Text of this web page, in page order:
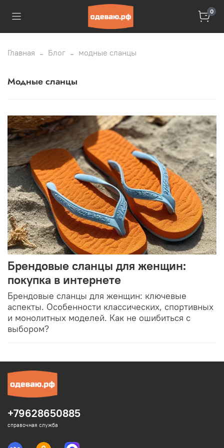
0
Главная Блог модные сланцы
модные сланцы
Брендовые сланцы для женщин:
покупка в интернете
Брендовые сланцы для женщин: ключевые
аспекты. Особенности классических, спортивных
и монолитных моделей. Как не ошибиться с
выбором?
+79628650885
справочная служба